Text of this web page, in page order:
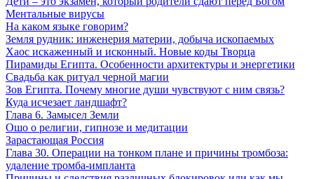
Ментальные вирусы
На каком языке говорим?
Земля рудник: инженерия материи, добыча ископаемых
Хаос искаженный и исконный. Новые коды Творца
Пирамиды Египта. Особенности архитектуры и энергетики
Свадьба как ритуал черной магии
Зов Египта. Почему многие души чувствуют с ним связь?
Куда исчезает ландшафт?
Глава 6. Замысел Земли
Ошо о религии, гипнозе и медитации
Зарастающая Россия
Глава 30. Операции на тонком плане и причины тромбоза:
удаление тромба-импланта